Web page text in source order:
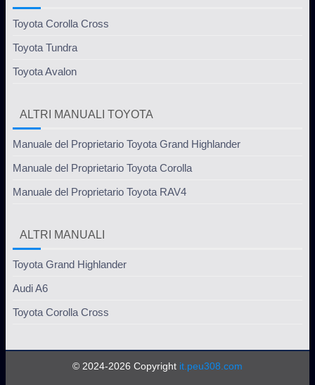
Toyota Corolla Cross
Toyota Tundra
Toyota Avalon
ALTRI MANUALI TOYOTA
Manuale del Proprietario Toyota Grand Highlander
Manuale del Proprietario Toyota Corolla
Manuale del Proprietario Toyota RAV4
ALTRI MANUALI
Toyota Grand Highlander
Audi A6
Toyota Corolla Cross
© 2024-2026 Copyright it.peu308.com